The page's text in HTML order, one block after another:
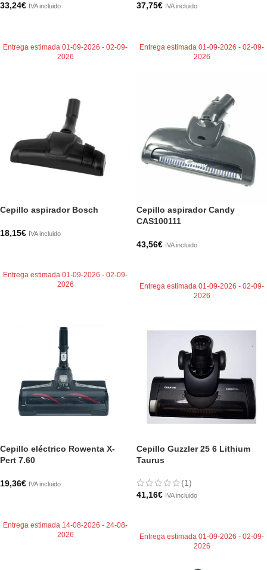
33,24€ IVA incluido
Entrega estimada 01-09-2026 - 02-09-
2026
37,75€ IVA incluido
Entrega estimada 01-09-2026 - 02-09-
2026
Cepillo aspirador Bosch
18,15€ IVA incluido
Entrega estimada 01-09-2026 - 02-09-
2026
Cepillo aspirador Candy
CAS100111
43,56€ IVA incluido
Entrega estimada 01-09-2026 - 02-09-
2026
Cepillo eléctrico Rowenta X-
Pert 7.60
19,36€ IVA incluido
Entrega estimada 14-08-2026 - 24-08-
2026
Cepillo Guzzler 25 6 Lithium
Taurus
(1)
41,16€ IVA incluido
Entrega estimada 01-09-2026 - 02-09-
2026